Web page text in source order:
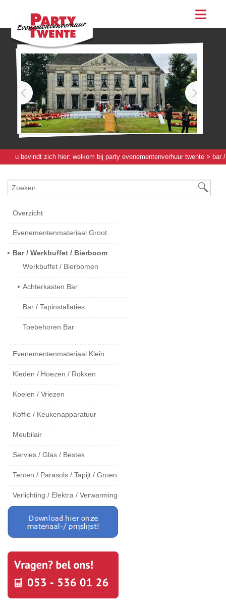
assortiment
evenementen
feesten
bestellen
contact
u bevindt zich hier: welkom bij party evenementenverhuur twente > bar /
bruin/spiegel - 4,05 [m]
Overzicht
Evenementenmateriaal Groot
Bar / Werkbuffet / Bierboom
Werkbuffet / Bierbomen
Achterkasten Bar
Bar / Tapinstallaties
Toebehoren Bar
Evenementenmateriaal Klein
Kleden / Hoezen / Rokken
Koelen / Vriezen
Koffie / Keukenapparatuur
Meubilair
Servies / Glas / Bestek
Tenten / Parasols / Tapijt / Groen
Verlichting / Elektra / Verwarming